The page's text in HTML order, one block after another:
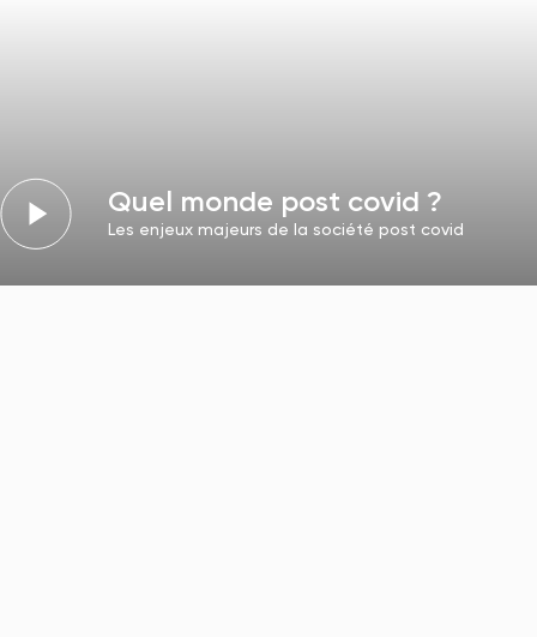
Quel monde post covid ?
Les enjeux majeurs de la société post covid